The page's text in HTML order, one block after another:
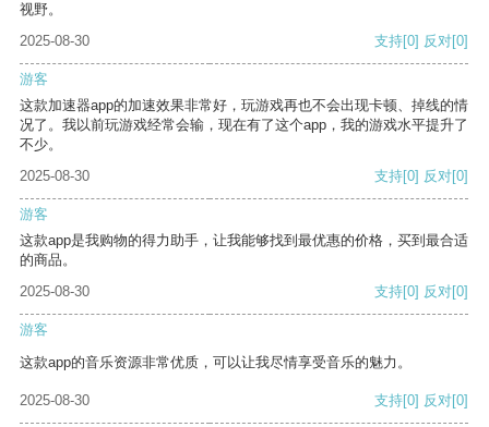
视野。
2025-08-30
支持[0] 反对[0]
游客
这款加速器app的加速效果非常好，玩游戏再也不会出现卡顿、掉线的情
况了。我以前玩游戏经常会输，现在有了这个app，我的游戏水平提升了
不少。
2025-08-30
支持[0] 反对[0]
游客
这款app是我购物的得力助手，让我能够找到最优惠的价格，买到最合适
的商品。
2025-08-30
支持[0] 反对[0]
游客
这款app的音乐资源非常优质，可以让我尽情享受音乐的魅力。
2025-08-30 支持[0] 反对[0]